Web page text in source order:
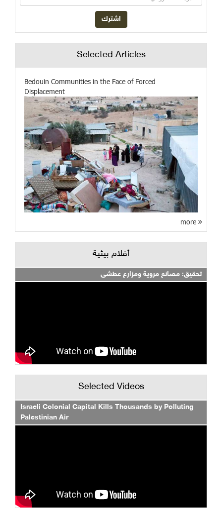
Selected Articles
Bedouin Communities in the Face of Forced
Displacement
أفلام بيئية
تحقيق: مصانع مروية ومزارع عطشى
Selected Videos
Israeli Colonial Capital Kills Thousands by Polluting
Palestinian Air